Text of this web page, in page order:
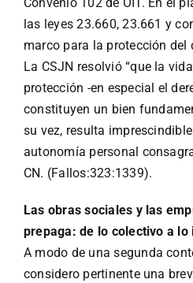
las leyes 23.660, 23.661 y
marco para la protección del
La CSJN resolvió “que la
protección -en especial el
constituyen un bien
su vez, resulta
autonomía personal
CN. (Fallos:323:1339).
Las obras sociales y las
prepaga: de lo colectivo a lo
A modo de una segunda
considero pertinente una